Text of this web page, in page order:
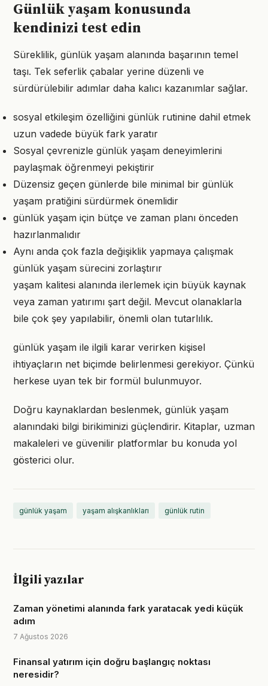
Günlük yaşam konusunda
kendinizi test edin
Süreklilik, günlük yaşam alanında başarının temel
taşı. Tek seferlik çabalar yerine düzenli ve
sürdürülebilir adımlar daha kalıcı kazanımlar sağlar.
sosyal etkileşim özelliğini günlük rutinine dahil etmek
uzun vadede büyük fark yaratır
Sosyal çevrenizle günlük yaşam deneyimlerini
paylaşmak öğrenmeyi pekiştirir
Düzensiz geçen günlerde bile minimal bir günlük
yaşam pratiğini sürdürmek önemlidir
günlük yaşam için bütçe ve zaman planı önceden
hazırlanmalıdır
Aynı anda çok fazla değişiklik yapmaya çalışmak
günlük yaşam sürecini zorlaştırır
yaşam kalitesi alanında ilerlemek için büyük kaynak
veya zaman yatırımı şart değil. Mevcut olanaklarla
bile çok şey yapılabilir, önemli olan tutarlılık.
günlük yaşam ile ilgili karar verirken kişisel
ihtiyaçların net biçimde belirlenmesi gerekiyor. Çünkü
herkese uyan tek bir formül bulunmuyor.
Doğru kaynaklardan beslenmek, günlük yaşam
alanındaki bilgi birikiminizi güçlendirir. Kitaplar, uzman
makaleleri ve güvenilir platformlar bu konuda yol
gösterici olur.
günlük yaşam yaşam alışkanlıkları günlük rutin
İlgili yazılar
Zaman yönetimi alanında fark yaratacak yedi küçük
adım
7 Ağustos 2026
Finansal yatırım için doğru başlangıç noktası
neresidir?